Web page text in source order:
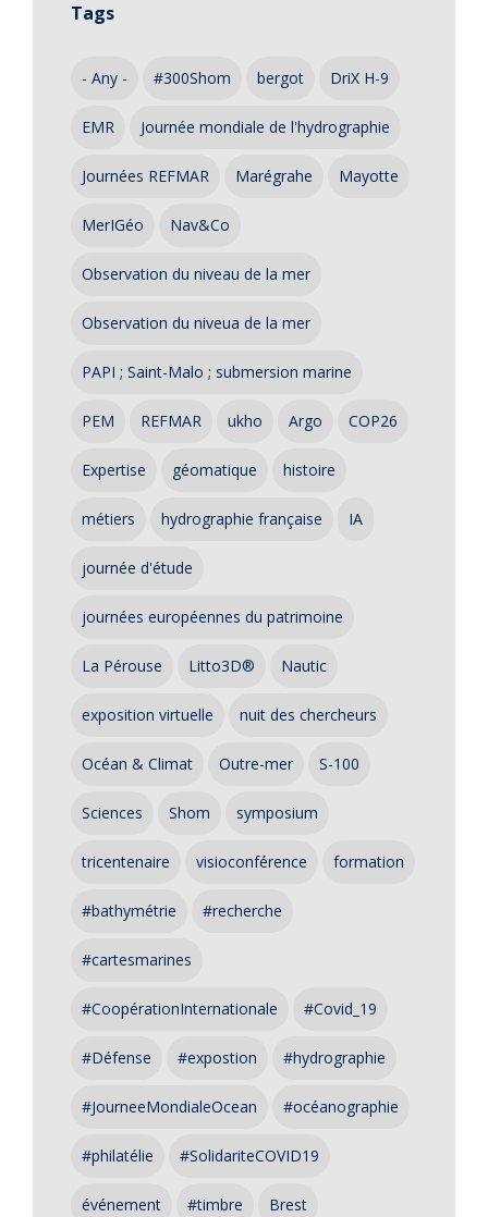
Tags
- Any - #300Shom bergot DriX H-9
EMR Journée mondiale de l'hydrographie
Journées REFMAR Marégrahe Mayotte
MerIGéo Nav&Co
Observation du niveau de la mer
Observation du niveua de la mer
PAPI ; Saint-Malo ; submersion marine
PEM REFMAR ukho Argo COP26
Expertise géomatique histoire
métiers hydrographie française IA
journée d'étude
journées européennes du patrimoine
La Pérouse Litto3D® Nautic
exposition virtuelle nuit des chercheurs
Océan & Climat Outre-mer S-100
Sciences Shom symposium
tricentenaire visioconférence formation
#bathymétrie #recherche
#cartesmarines
#CoopérationInternationale #Covid_19
#Défense #expostion #hydrographie
#JourneeMondialeOcean #océanographie
#philatélie #SolidariteCOVID19
événement #timbre Brest